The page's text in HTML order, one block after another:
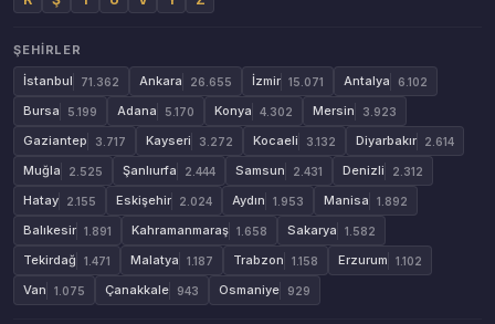
ŞEHIRLER
İstanbul
71.362 Ankara 26.655 İzmir 15.071 Antalya 6.102
Bursa 5.199 Adana 5.170 Konya 4.302 Mersin 3.923
Gaziantep 3.717 Kayseri 3.272 Kocaeli 3.132 Diyarbakır 2.614
Muğla 2.525 Şanlıurfa 2.444 Samsun 2.431 Denizli 2.312
Hatay 2.155 Eskişehir 2.024 Aydın 1.953 Manisa 1.892
Balıkesir 1.891 Kahramanmaraş 1.658 Sakarya 1.582
Tekirdağ 1.471 Malatya 1.187 Trabzon 1.158 Erzurum 1.102
Van 1.075 Çanakkale 943 Osmaniye 929